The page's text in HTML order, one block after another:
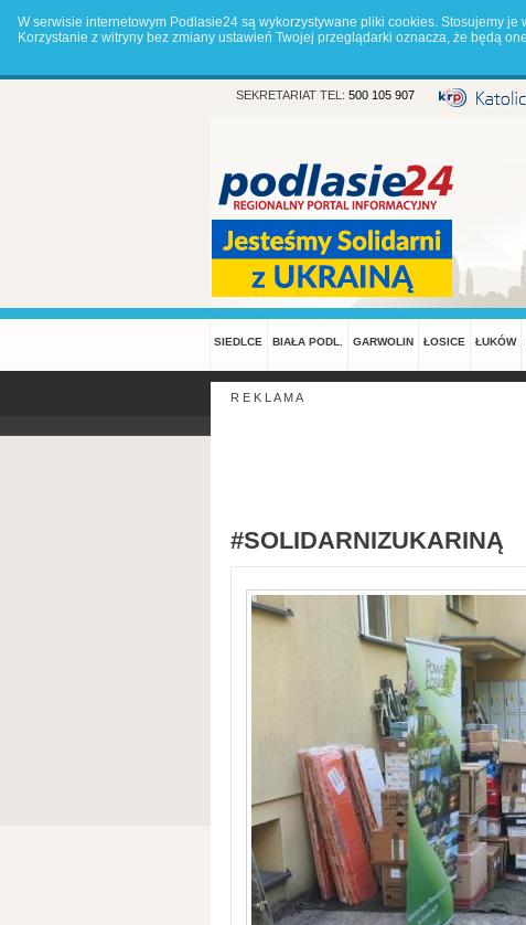
W serwisie internetowym Podlasie24 są wykorzystywane pliki cookies. Stosujemy
Korzystanie z witryny bez zmiany ustawień Twojej przeglądarki oznacza, że będą
SEKRETARIAT TEL: 500 105 907
SIEDLCE BIAŁA PODL. GARWOLIN ŁOSICE ŁUKÓW
R E K L A M A
#SOLIDARNIZUKARINĄ